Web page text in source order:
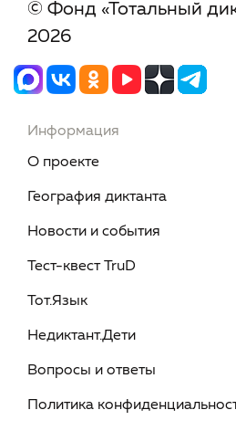
© Фонд «Тотальный
2026
Информация
О проекте
География диктанта
Новости и события
Тест-квест TruD
Тот.Язык
Недиктант.Дети
Вопросы и ответы
Политика